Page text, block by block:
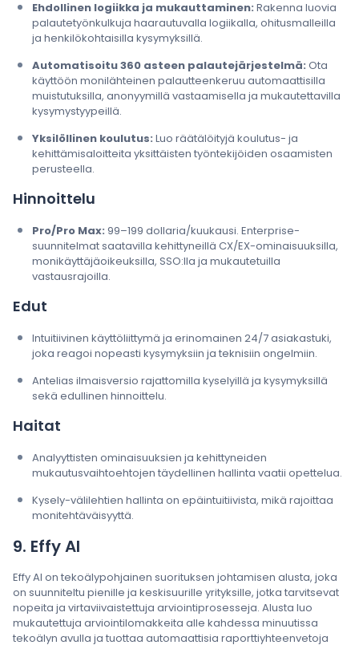
Ehdollinen logiikka ja mukauttaminen: Rakenna luovia
palautetyönkulkuja haarautuvalla logiikalla, ohitusmalleilla
ja henkilökohtaisilla kysymyksillä.
Automatisoitu 360 asteen palautejärjestelmä: Ota
käyttöön monilähteinen palautteenkeruu automaattisilla
muistutuksilla, anonyymillä vastaamisella ja mukautettavilla
kysymystyypeillä.
Yksilöllinen koulutus: Luo räätälöityjä koulutus- ja
kehittämisaloitteita yksittäisten työntekijöiden osaamisten
perusteella.
Hinnoittelu
Pro/Pro Max: 99–199 dollaria/kuukausi. Enterprise-
suunnitelmat saatavilla kehittyneillä CX/EX-ominaisuuksilla,
monikäyttäjäoikeuksilla, SSO:lla ja mukautetuilla
vastausrajoilla.
Edut
Intuitiivinen käyttöliittymä ja erinomainen 24/7 asiakastuki,
joka reagoi nopeasti kysymyksiin ja teknisiin ongelmiin.
Antelias ilmaisversio rajattomilla kyselyillä ja kysymyksillä
sekä edullinen hinnoittelu.
Haitat
Analyyttisten ominaisuuksien ja kehittyneiden
mukautusvaihtoehtojen täydellinen hallinta vaatii opettelua.
Kysely-välilehtien hallinta on epäintuitiivista, mikä rajoittaa
monitehtäväisyyttä.
9. Effy AI
Effy AI on tekoälypohjainen suorituksen johtamisen alusta, joka
on suunniteltu pienille ja keskisuurille yrityksille, jotka tarvitsevat
nopeita ja virtaviivaistettuja arviointiprosesseja. Alusta luo
mukautettuja arviointilomakkeita alle kahdessa minuutissa
tekoälyn avulla ja tuottaa automaattisia raporttiyhteenvetoja